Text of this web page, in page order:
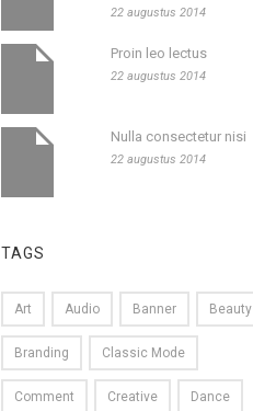
22 augustus 2014
Proin leo lectus
22 augustus 2014
Nulla consectetur nisi
22 augustus 2014
TAGS
Art Audio Banner Beauty
Branding Classic Mode
Comment Creative Dance